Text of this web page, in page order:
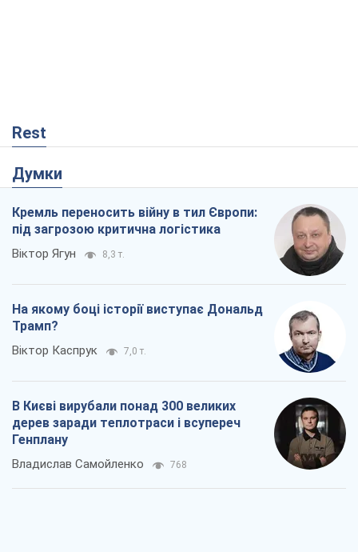
Rest
Думки
Кремль переносить війну в тил Європи:
під загрозою критична логістика
Віктор Ягун 8,3 т.
На якому боці історії виступає Дональд
Трамп?
Віктор Каспрук 7,0 т.
В Києві вирубали понад 300 великих
дерев заради теплотраси і всупереч
Генплану
Владислав Самойленко 768